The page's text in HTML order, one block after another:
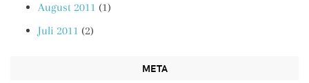
August 2011 (1)
Juli 2011 (2)
META